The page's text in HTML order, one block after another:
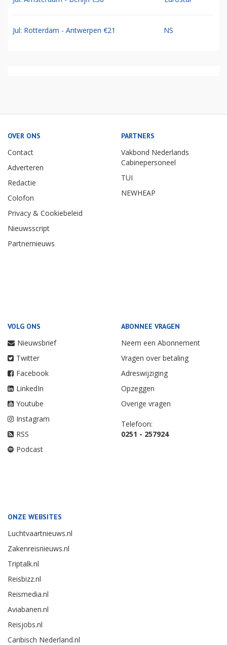
Jul: Rotterdam - Antwerpen €21 NS
OVER ONS
Contact
Adverteren
Redactie
Colofon
Privacy & Cookiebeleid
Nieuwsscript
Partnernieuws
PARTNERS
Vakbond Nederlands
Cabinepersoneel
TUI
NEWHEAP
VOLG ONS
Nieuwsbrief
Twitter
Facebook
LinkedIn
Youtube
Instagram
RSS
Podcast
ABONNEE VRAGEN
Neem een Abonnement
Vragen over betaling
Adreswijziging
Opzeggen
Overige vragen
Telefoon:
0251 - 257924
ONZE WEBSITES
Luchtvaartnieuws.nl
Zakenreisnieuws.nl
Triptalk.nl
Reisbizz.nl
Reismedia.nl
Aviabanen.nl
Reisjobs.nl
Caribisch Nederland.nl